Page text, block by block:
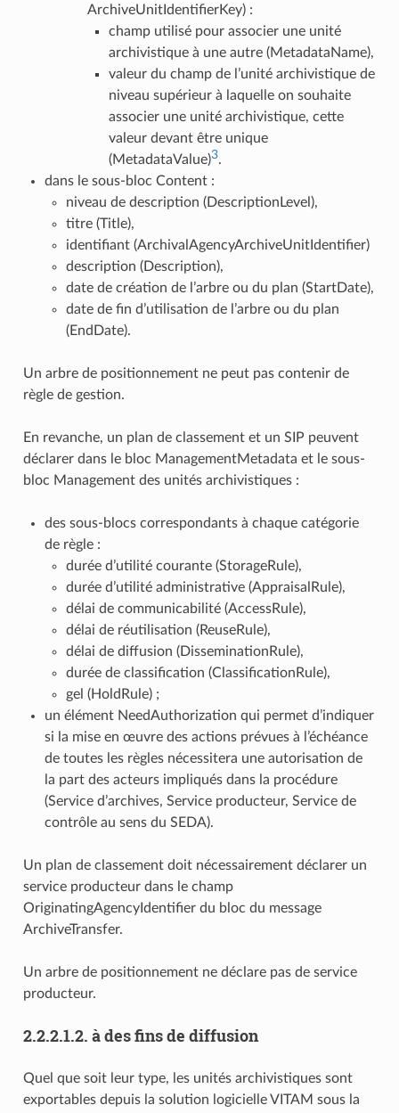
ArchiveUnitIdentifierKey) :
champ utilisé pour associer une unité
archivistique à une autre (MetadataName),
valeur du champ de l’unité archivistique de
niveau supérieur à laquelle on souhaite
associer une unité archivistique, cette
valeur devant être unique
(MetadataValue)3.
dans le sous-bloc Content :
niveau de description (DescriptionLevel),
titre (Title),
identifiant (ArchivalAgencyArchiveUnitIdentifier)
description (Description),
date de création de l’arbre ou du plan (StartDate),
date de fin d’utilisation de l’arbre ou du plan
(EndDate).
Un arbre de positionnement ne peut pas contenir de
règle de gestion.
En revanche, un plan de classement et un SIP peuvent
déclarer dans le bloc ManagementMetadata et le sous-
bloc Management des unités archivistiques :
des sous-blocs correspondants à chaque catégorie
de règle :
durée d’utilité courante (StorageRule),
durée d’utilité administrative (AppraisalRule),
délai de communicabilité (AccessRule),
délai de réutilisation (ReuseRule),
délai de diffusion (DisseminationRule),
durée de classification (ClassificationRule),
gel (HoldRule) ;
un élément NeedAuthorization qui permet d’indiquer
si la mise en œuvre des actions prévues à l’échéance
de toutes les règles nécessitera une autorisation de
la part des acteurs impliqués dans la procédure
(Service d’archives, Service producteur, Service de
contrôle au sens du SEDA).
Un plan de classement doit nécessairement déclarer un
service producteur dans le champ
OriginatingAgencyIdentifier du bloc du message
ArchiveTransfer.
Un arbre de positionnement ne déclare pas de service
producteur.
2.2.2.1.2. à des fins de diffusion
Quel que soit leur type, les unités archivistiques sont
exportables depuis la solution logicielle VITAM sous la